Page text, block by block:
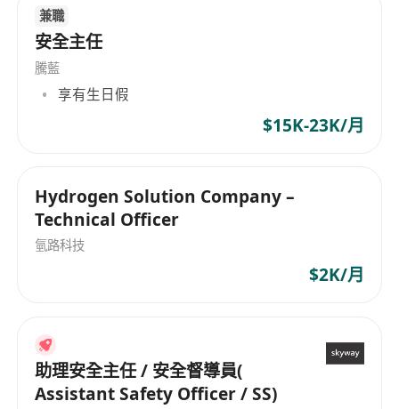
兼職
安全主任
騰藍
享有生日假
$15K-23K/月
Hydrogen Solution Company –
Technical Officer
氫路科技
$2K/月
助理安全主任 / 安全督導員(
Assistant Safety Officer / SS)